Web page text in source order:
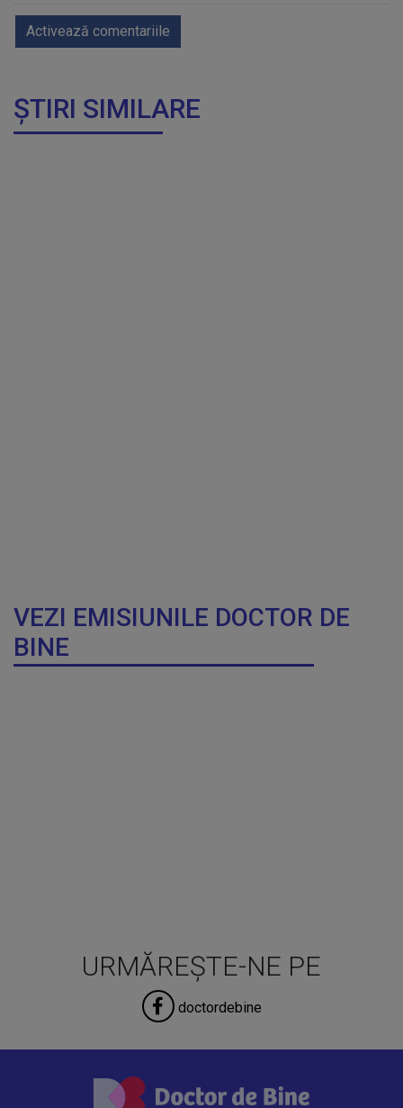
Activează comentariile
ȘTIRI SIMILARE
VEZI EMISIUNILE DOCTOR DE
BINE
URMĂREȘTE-NE PE
doctordebine